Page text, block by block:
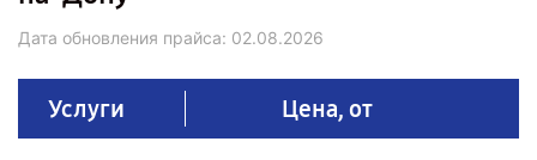
Дата обновления прайса: 02.08.2026
Услуги Цена, от